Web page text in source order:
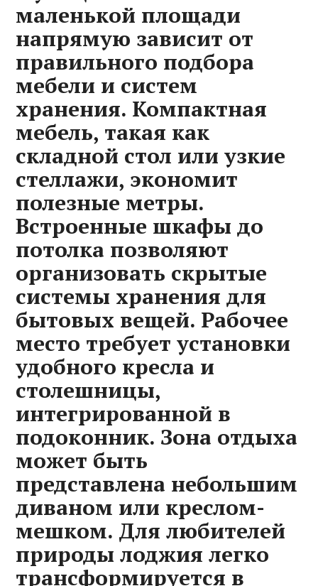
маленькой площади
напрямую зависит от
правильного подбора
мебели и систем
хранения. Компактная
мебель, такая как
складной стол или узкие
стеллажи, экономит
полезные метры.
Встроенные шкафы до
потолка позволяют
организовать скрытые
системы хранения для
бытовых вещей. Рабочее
место требует установки
удобного кресла и
столешницы,
интегрированной в
подоконник. Зона отдыха
может быть
представлена небольшим
диваном или креслом-
мешком. Для любителей
природы лоджия легко
трансформируется в